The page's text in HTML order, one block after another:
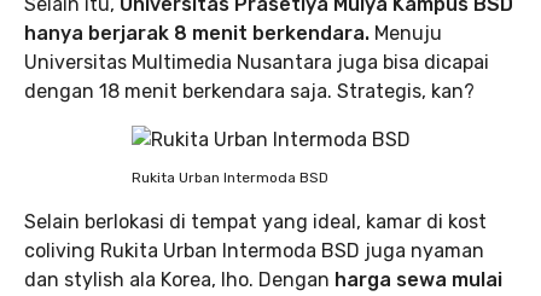
hanya berjarak 8 menit berkendara. Menuju
Universitas Multimedia Nusantara juga bisa dicapai
dengan 18 menit berkendara saja. Strategis, kan?
Rukita Urban Intermoda BSD
Selain berlokasi di tempat yang ideal, kamar di kost
coliving Rukita Urban Intermoda BSD juga nyaman
dan stylish ala Korea, lho. Dengan harga sewa mulai